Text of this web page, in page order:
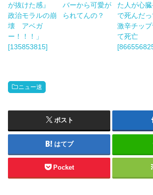
が抜けた感』
政治モラルの崩
壊 アベガ
ー！！！」
[135853815]
バーから可愛が
られてんの？
た人が心
で死んだっ
激辛チッ
て死亡
ニュー速
ポスト
はてブ
Pocket